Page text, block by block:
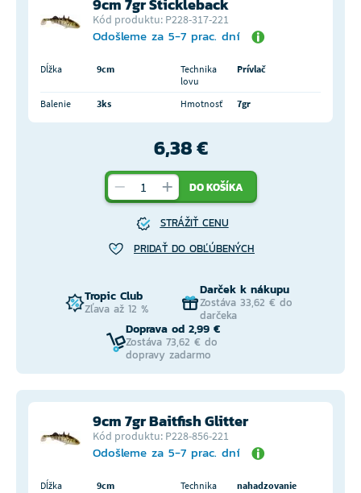
9cm 7gr Stickleback
Kód produktu: P228-317-221
Odošleme za 5-7 prac. dní
Dĺžka 9cm
Technika
lovu
Prívlač
Balenie 3ks Hmotnosť 7gr
6,38 €
DO KOŠÍKA
STRÁŽIŤ CENU
PRIDAŤ DO OBĽÚBENÝCH
Tropic Club
Zľava až 12 %
Darček k nákupu
Zostáva 33,62 € do
darčeka
Doprava od 2,99 €
Zostáva 73,62 € do
dopravy zadarmo
9cm 7gr Baitfish Glitter
Kód produktu: P228-856-221
Odošleme za 5-7 prac. dní
Dĺžka 9cm
Technika
nahadzovanie